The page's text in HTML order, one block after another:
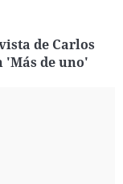
de Carlos
'Más de uno'